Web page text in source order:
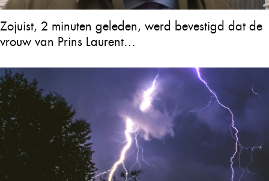
Zojuist, 2 minuten geleden, werd bevestigd dat de
vrouw van Prins Laurent…